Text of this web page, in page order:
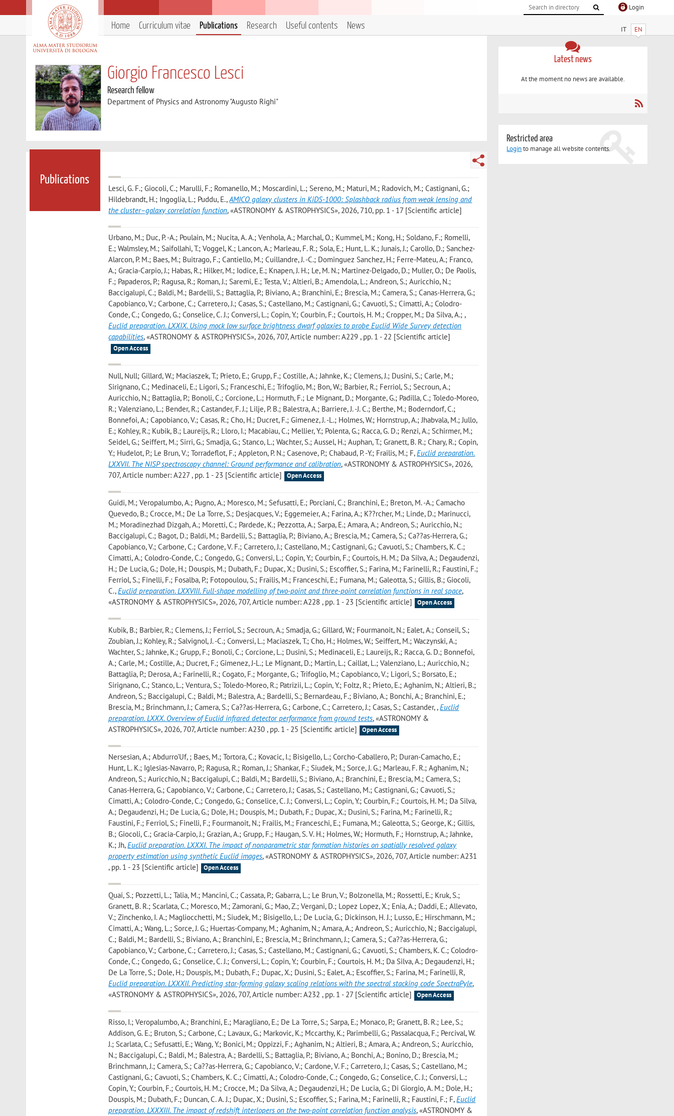
Login
IT EN
Home Curriculum vitae Publications Research Useful contents News
Giorgio Francesco Lesci
Research fellow
Department of Physics and Astronomy "Augusto Righi"
Publications
Lesci, G. F.; Giocoli, C.; Marulli, F.; Romanello, M.; Moscardini, L.; Sereno, M.; Maturi, M.; Radovich, M.; Castignani, G.;
Hildebrandt, H.; Ingoglia, L.; Puddu, E.,AMICO galaxy clusters in KiDS-1000: Splashback radius from weak lensing and
the cluster–galaxy correlation function, «ASTRONOMY & ASTROPHYSICS», 2026, 710, pp. 1 - 17 [Scientific article]
Urbano, M.; Duc, P. -A.; Poulain, M.; Nucita, A. A.; Venhola, A.; Marchal, O.; Kummel, M.; Kong, H.; Soldano, F.; Romelli,
E.; Walmsley, M.; Saifollahi, T.; Voggel, K.; Lancon, A.; Marleau, F. R.; Sola, E.; Hunt, L. K.; Junais, J.; Carollo, D.; Sanchez-
Alarcon, P. M.; Baes, M.; Buitrago, F.; Cantiello, M.; Cuillandre, J. -C.; Dominguez Sanchez, H.; Ferre-Mateu, A.; Franco,
A.; Gracia-Carpio, J.; Habas, R.; Hilker, M.; Iodice, E.; Knapen, J. H.; Le, M. N.; Martinez-Delgado, D.; Muller, O.; De Paolis,
F.; Papaderos, P.; Ragusa, R.; Roman, J.; Saremi, E.; Testa, V.; Altieri, B.; Amendola, L.; Andreon, S.; Auricchio, N.;
Baccigalupi, C.; Baldi, M.; Bardelli, S.; Battaglia, P.; Biviano, A.; Branchini, E.; Brescia, M.; Camera, S.; Canas-Herrera, G.;
Capobianco, V.; Carbone, C.; Carretero, J.; Casas, S.; Castellano, M.; Castignani, G.; Cavuoti, S.; Cimatti, A.; Colodro-
Conde, C.; Congedo, G.; Conselice, C. J.; Conversi, L.; Copin, Y.; Courbin, F.; Courtois, H. M.; Cropper, M.; Da Silva, A.;,
Euclid preparation. LXXIX. Using mock low surface brightness dwarf galaxies to probe Euclid Wide Survey detection
capabilities, «ASTRONOMY & ASTROPHYSICS», 2026, 707, Article number: A229 , pp. 1 - 22 [Scientific article]
Open Access
Null, Null; Gillard, W.; Maciaszek, T.; Prieto, E.; Grupp, F.; Costille, A.; Jahnke, K.; Clemens, J.; Dusini, S.; Carle, M.;
Sirignano, C.; Medinaceli, E.; Ligori, S.; Franceschi, E.; Trifoglio, M.; Bon, W.; Barbier, R.; Ferriol, S.; Secroun, A.;
Auricchio, N.; Battaglia, P.; Bonoli, C.; Corcione, L.; Hormuth, F.; Le Mignant, D.; Morgante, G.; Padilla, C.; Toledo-Moreo,
R.; Valenziano, L.; Bender, R.; Castander, F. J.; Lilje, P. B.; Balestra, A.; Barriere, J. -J. C.; Berthe, M.; Boderndorf, C.;
Bonnefoi, A.; Capobianco, V.; Casas, R.; Cho, H.; Ducret, F.; Gimenez, J. -L.; Holmes, W.; Hornstrup, A.; Jhabvala, M.; Jullo,
E.; Kohley, R.; Kubik, B.; Laureijs, R.; Lloro, I.; Macabiau, C.; Mellier, Y.; Polenta, G.; Racca, G. D.; Renzi, A.; Schirmer, M.;
Seidel, G.; Seiffert, M.; Sirri, G.; Smadja, G.; Stanco, L.; Wachter, S.; Aussel, H.; Auphan, T.; Granett, B. R.; Chary, R.; Copin,
Y.; Hudelot, P.; Le Brun, V.; Torradeflot, F.; Appleton, P. N.; Casenove, P.; Chabaud, P. -Y.; Frailis, M.; F,Euclid preparation.
LXXVII. The NISP spectroscopy channel: Ground performance and calibration, «ASTRONOMY & ASTROPHYSICS», 2026,
707, Article number: A227 , pp. 1 - 23 [Scientific article]
Open Access
Guidi, M.; Veropalumbo, A.; Pugno, A.; Moresco, M.; Sefusatti, E.; Porciani, C.; Branchini, E.; Breton, M. -A.; Camacho
Quevedo, B.; Crocce, M.; De La Torre, S.; Desjacques, V.; Eggemeier, A.; Farina, A.; K??rcher, M.; Linde, D.; Marinucci,
M.; Moradinezhad Dizgah, A.; Moretti, C.; Pardede, K.; Pezzotta, A.; Sarpa, E.; Amara, A.; Andreon, S.; Auricchio, N.;
Baccigalupi, C.; Bagot, D.; Baldi, M.; Bardelli, S.; Battaglia, P.; Biviano, A.; Brescia, M.; Camera, S.; Ca??as-Herrera, G.;
Capobianco, V.; Carbone, C.; Cardone, V. F.; Carretero, J.; Castellano, M.; Castignani, G.; Cavuoti, S.; Chambers, K. C.;
Cimatti, A.; Colodro-Conde, C.; Congedo, G.; Conversi, L.; Copin, Y.; Courbin, F.; Courtois, H. M.; Da Silva, A.; Degaudenzi,
H.; De Lucia, G.; Dole, H.; Douspis, M.; Dubath, F.; Dupac, X.; Dusini, S.; Escoffier, S.; Farina, M.; Farinelli, R.; Faustini, F.;
Ferriol, S.; Finelli, F.; Fosalba, P.; Fotopoulou, S.; Frailis, M.; Franceschi, E.; Fumana, M.; Galeotta, S.; Gillis, B.; Giocoli,
C.,Euclid preparation. LXXVIII. Full-shape modelling of two-point and three-point correlation functions in real space,
«ASTRONOMY & ASTROPHYSICS», 2026, 707, Article number: A228 , pp. 1 - 23 [Scientific article]
Open Access
Kubik, B.; Barbier, R.; Clemens, J.; Ferriol, S.; Secroun, A.; Smadja, G.; Gillard, W.; Fourmanoit, N.; Ealet, A.; Conseil, S.;
Zoubian, J.; Kohley, R.; Salvignol, J. -C.; Conversi, L.; Maciaszek, T.; Cho, H.; Holmes, W.; Seiffert, M.; Waczynski, A.;
Wachter, S.; Jahnke, K.; Grupp, F.; Bonoli, C.; Corcione, L.; Dusini, S.; Medinaceli, E.; Laureijs, R.; Racca, G. D.; Bonnefoi,
A.; Carle, M.; Costille, A.; Ducret, F.; Gimenez, J-L.; Le Mignant, D.; Martin, L.; Caillat, L.; Valenziano, L.; Auricchio, N.;
Battaglia, P.; Derosa, A.; Farinelli, R.; Cogato, F.; Morgante, G.; Trifoglio, M.; Capobianco, V.; Ligori, S.; Borsato, E.;
Sirignano, C.; Stanco, L.; Ventura, S.; Toledo-Moreo, R.; Patrizii, L.; Copin, Y.; Foltz, R.; Prieto, E.; Aghanim, N.; Altieri, B.;
Andreon, S.; Baccigalupi, C.; Baldi, M.; Balestra, A.; Bardelli, S.; Bernardeau, F.; Biviano, A.; Bonchi, A.; Branchini, E.;
Brescia, M.; Brinchmann, J.; Camera, S.; Ca??as-Herrera, G.; Carbone, C.; Carretero, J.; Casas, S.; Castander, ,Euclid
preparation. LXXX. Overview of Euclid infrared detector performance from ground tests, «ASTRONOMY &
ASTROPHYSICS», 2026, 707, Article number: A230 , pp. 1 - 25 [Scientific article]
Open Access
Nersesian, A.; Abdurro'Uf, ; Baes, M.; Tortora, C.; Kovacic, I.; Bisigello, L.; Corcho-Caballero, P.; Duran-Camacho, E.;
Hunt, L. K.; Iglesias-Navarro, P.; Ragusa, R.; Roman, J.; Shankar, F.; Siudek, M.; Sorce, J. G.; Marleau, F. R.; Aghanim, N.;
Andreon, S.; Auricchio, N.; Baccigalupi, C.; Baldi, M.; Bardelli, S.; Biviano, A.; Branchini, E.; Brescia, M.; Camera, S.;
Canas-Herrera, G.; Capobianco, V.; Carbone, C.; Carretero, J.; Casas, S.; Castellano, M.; Castignani, G.; Cavuoti, S.;
Cimatti, A.; Colodro-Conde, C.; Congedo, G.; Conselice, C. J.; Conversi, L.; Copin, Y.; Courbin, F.; Courtois, H. M.; Da Silva,
A.; Degaudenzi, H.; De Lucia, G.; Dole, H.; Douspis, M.; Dubath, F.; Dupac, X.; Dusini, S.; Farina, M.; Farinelli, R.;
Faustini, F.; Ferriol, S.; Finelli, F.; Fourmanoit, N.; Frailis, M.; Franceschi, E.; Fumana, M.; Galeotta, S.; George, K.; Gillis,
B.; Giocoli, C.; Gracia-Carpio, J.; Grazian, A.; Grupp, F.; Haugan, S. V. H.; Holmes, W.; Hormuth, F.; Hornstrup, A.; Jahnke,
K.; Jh,Euclid preparation. LXXXI. The impact of nonparametric star formation histories on spatially resolved galaxy
property estimation using synthetic Euclid images, «ASTRONOMY & ASTROPHYSICS», 2026, 707, Article number: A231
, pp. 1 - 23 [Scientific article]
Open Access
Quai, S.; Pozzetti, L.; Talia, M.; Mancini, C.; Cassata, P.; Gabarra, L.; Le Brun, V.; Bolzonella, M.; Rossetti, E.; Kruk, S.;
Granett, B. R.; Scarlata, C.; Moresco, M.; Zamorani, G.; Mao, Z.; Vergani, D.; Lopez Lopez, X.; Enia, A.; Daddi, E.; Allevato,
V.; Zinchenko, I. A.; Magliocchetti, M.; Siudek, M.; Bisigello, L.; De Lucia, G.; Dickinson, H. J.; Lusso, E.; Hirschmann, M.;
Cimatti, A.; Wang, L.; Sorce, J. G.; Huertas-Company, M.; Aghanim, N.; Amara, A.; Andreon, S.; Auricchio, N.; Baccigalupi,
C.; Baldi, M.; Bardelli, S.; Biviano, A.; Branchini, E.; Brescia, M.; Brinchmann, J.; Camera, S.; Ca??as-Herrera, G.;
Capobianco, V.; Carbone, C.; Carretero, J.; Casas, S.; Castellano, M.; Castignani, G.; Cavuoti, S.; Chambers, K. C.; Colodro-
Conde, C.; Congedo, G.; Conselice, C. J.; Conversi, L.; Copin, Y.; Courbin, F.; Courtois, H. M.; Da Silva, A.; Degaudenzi, H.;
De La Torre, S.; Dole, H.; Douspis, M.; Dubath, F.; Dupac, X.; Dusini, S.; Ealet, A.; Escoffier, S.; Farina, M.; Farinelli, R,
Euclid preparation. LXXXII. Predicting star-forming galaxy scaling relations with the spectral stacking code SpectraPyle,
«ASTRONOMY & ASTROPHYSICS», 2026, 707, Article number: A232 , pp. 1 - 27 [Scientific article]
Open Access
Risso, I.; Veropalumbo, A.; Branchini, E.; Maragliano, E.; De La Torre, S.; Sarpa, E.; Monaco, P.; Granett, B. R.; Lee, S.;
Addison, G. E.; Bruton, S.; Carbone, C.; Lavaux, G.; Markovic, K.; Mccarthy, K.; Parimbelli, G.; Passalacqua, F.; Percival, W.
J.; Scarlata, C.; Sefusatti, E.; Wang, Y.; Bonici, M.; Oppizzi, F.; Aghanim, N.; Altieri, B.; Amara, A.; Andreon, S.; Auricchio,
N.; Baccigalupi, C.; Baldi, M.; Balestra, A.; Bardelli, S.; Battaglia, P.; Biviano, A.; Bonchi, A.; Bonino, D.; Brescia, M.;
Brinchmann, J.; Camera, S.; Ca??as-Herrera, G.; Capobianco, V.; Cardone, V. F.; Carretero, J.; Casas, S.; Castellano, M.;
Castignani, G.; Cavuoti, S.; Chambers, K. C.; Cimatti, A.; Colodro-Conde, C.; Congedo, G.; Conselice, C. J.; Conversi, L.;
Copin, Y.; Courbin, F.; Courtois, H. M.; Crocce, M.; Da Silva, A.; Degaudenzi, H.; De Lucia, G.; Di Giorgio, A. M.; Dole, H.;
Douspis, M.; Dubath, F.; Duncan, C. A. J.; Dupac, X.; Dusini, S.; Escoffier, S.; Farina, M.; Farinelli, R.; Faustini, F.; F,Euclid
preparation. LXXXIII. The impact of redshift interlopers on the two-point correlation function analysis, «ASTRONOMY &
Latest news
At the moment no news are available.
Restricted area
Loginto manage all website contents.